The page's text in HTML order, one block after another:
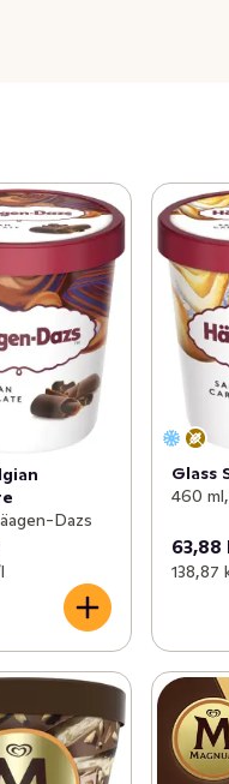
Dazs
Glass
460
63,88
138,87